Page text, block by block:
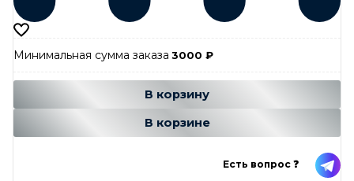
Минимальная сумма заказа 3000 ₽
В корзину
В корзине
Есть вопрос ❓